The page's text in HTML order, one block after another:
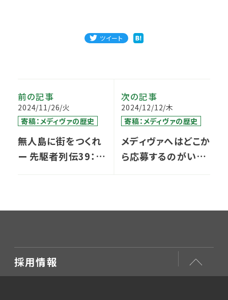
ツイート
前の記事
2024/11/26/火
寄稿：メディヴァの歴史
無人島に街をつくれ
ー 先駆者列伝39：理
次の記事
2024/12/12/木
寄稿：メディヴァの歴史
メディヴァへはどこか
ら応募するのがいい
採用情報